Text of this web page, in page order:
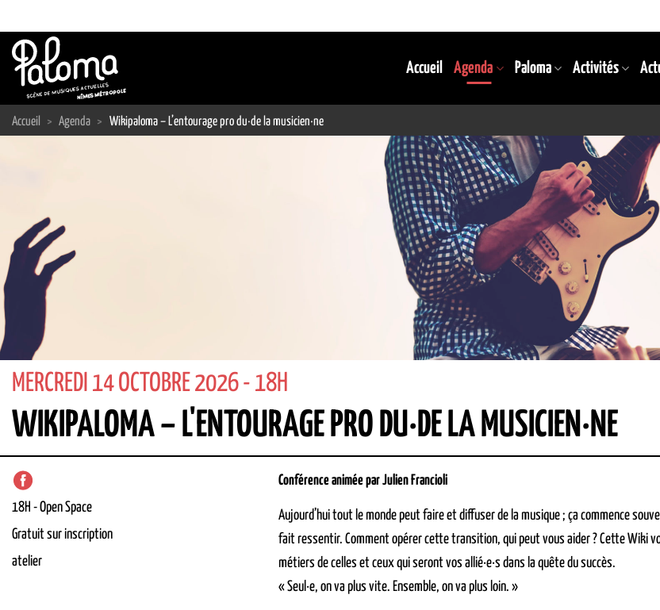
au
contenu
Accueil Agenda Paloma Activités
Accueil > Agenda > Wikipaloma – L’entourage pro du·de la musicien·ne
MERCREDI 14 OCTOBRE 2026 - 18H
WIKIPALOMA – L'ENTOURAGE PRO DU·DE LA MUSICIEN·NE
18H -Open Space
Gratuit sur inscription
atelier
Conférence animée par Julien Francioli
Aujourd’hui tout le monde peut faire et diffuser de la musique ; ça commence
fait ressentir. Comment opérer cette transition, qui peut vous aider ? Cette Wiki
métiers de celles et ceux qui seront vos allié·e·s dans la quête du succès.
« Seul·e, on va plus vite. Ensemble, on va plus loin. »